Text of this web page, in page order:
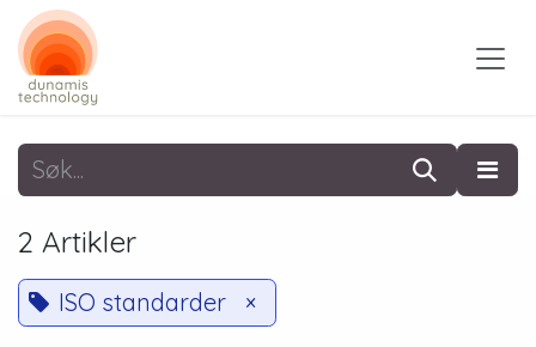
Skip to Content
2 Artikler
ISO standarder ×